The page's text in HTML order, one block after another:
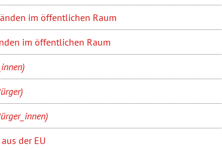
im öffentlichen Raum
im öffentlichen Raum
der EU